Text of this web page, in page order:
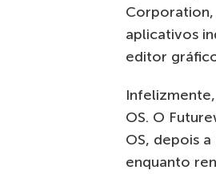
aplicativos
editor
OS. O
OS, depois
enquanto